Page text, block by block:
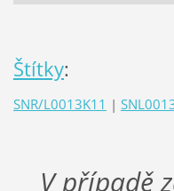
Štítky:
SNR/L0013K11 |
V případě